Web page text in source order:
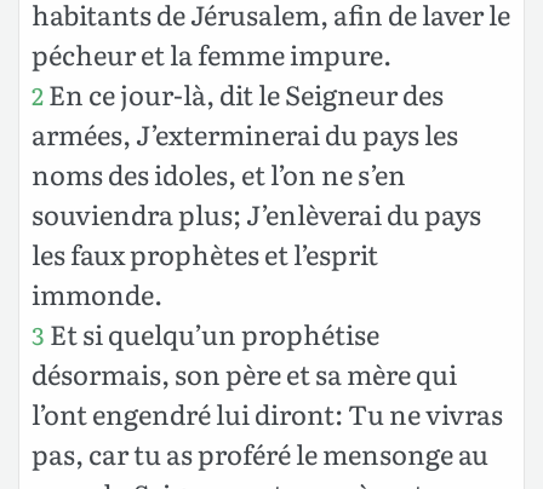
habitants de Jérusalem, afin de laver le
pécheur et la femme impure.
2En ce jour-là, dit le Seigneur des
armées, J’exterminerai du pays les
noms des idoles, et l’on ne s’en
souviendra plus; J’enlèverai du pays
les faux prophètes et l’esprit
immonde.
3 Et si quelqu’un prophétise
désormais, son père et sa mère qui
l’ont engendré lui diront: Tu ne vivras
pas, car tu as proféré le mensonge au